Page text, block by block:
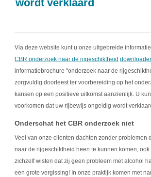
wordt verklaard
Via deze website kunt u onze uitgebreide
CBR onderzoek naar de rijgeschiktheid
informatiebrochure "onderzoek naar de
zorgvuldig doorleest ter voorbereiding op het
kansen op een positieve uitkomst aanzienlijk. U
voorkomen dat uw rijbewijs ongeldig wordt
Onderschat het CBR onderzoek niet
Veel van onze clienten dachten zonder problemen
naar de rijgeschiktheid heen te kunnen komen, ook
zichzelf wisten dat zij geen probleem met alcohol
een grote vergissing! In onze praktijk komen met